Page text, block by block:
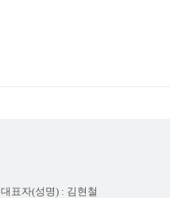
대표자(성명) : 김현철